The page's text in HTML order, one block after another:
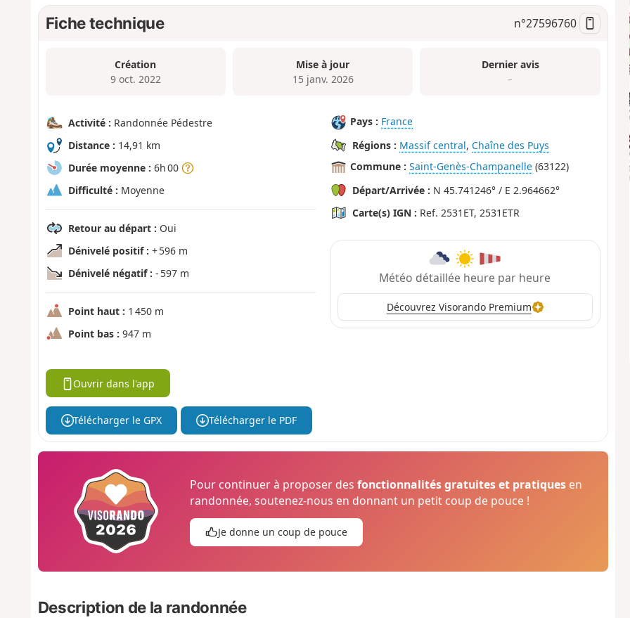
Fiche technique n°27596760
Création
9 oct. 2022
Mise à jour
15 janv. 2026
Dernier avis
–
Activité : Randonnée Pédestre
Distance : 14,91 km
Durée moyenne : 6h 00
Difficulté : Moyenne
Retour au départ : Oui
Dénivelé positif : + 596 m
Dénivelé négatif : - 597 m
Point haut : 1 450 m
Point bas : 947 m
Pays : France
Régions : Massif central, Chaîne des Puys
Commune : Saint-Genès-Champanelle (63122)
Départ/Arrivée : N 45.741246° / E 2.964662°
Carte(s) IGN : Ref. 2531ET, 2531ETR
Météo détaillée heure par heure
Découvrez Visorando Premium
Ouvrir dans l'app
Télécharger le GPX Télécharger le PDF
Pour continuer à proposer desfonctionnalités gratuites et pratiques en
randonnée, soutenez-nous en donnant un petit coup de pouce !
Je donne un coup de pouce
Description de la randonnée